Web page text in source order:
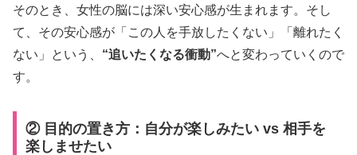
そのとき、女性の脳には深い安心感が生まれます。そし
て、その安心感が「この人を手放したくない」「離れたく
ない」という、 “追いたくなる衝動”へと変わっていくので
す。
② 目的の置き方：自分が楽しみたい vs 相手を
楽しませたい